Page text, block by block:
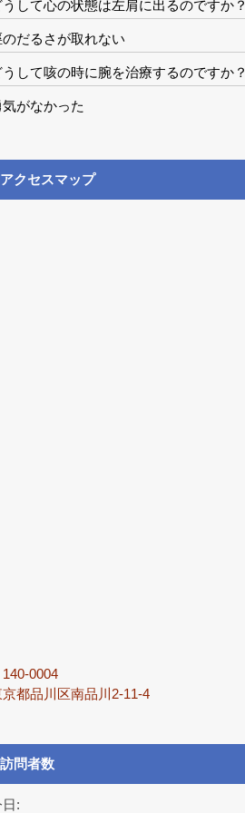
うして心の状態は左肩に出るのですか？
のだるさが取れない
うして咳の時に腕を治療するのですか？
気がなかった
アクセスマップ
140-0004
京都品川区南品川2-11-4
訪問者数
: